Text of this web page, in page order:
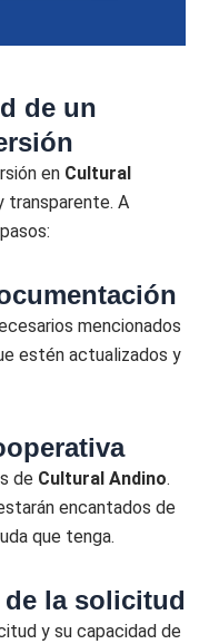
de un
en Cultural
transparente. A
mencionados
estén actualizados y
de Cultural Andino.
encantados de
que tenga.
de la solicitud
y su capacidad de